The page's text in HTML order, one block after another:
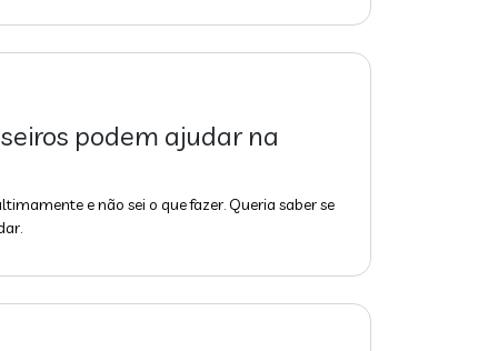
podem ajudar na
e não sei o que fazer. Queria saber se